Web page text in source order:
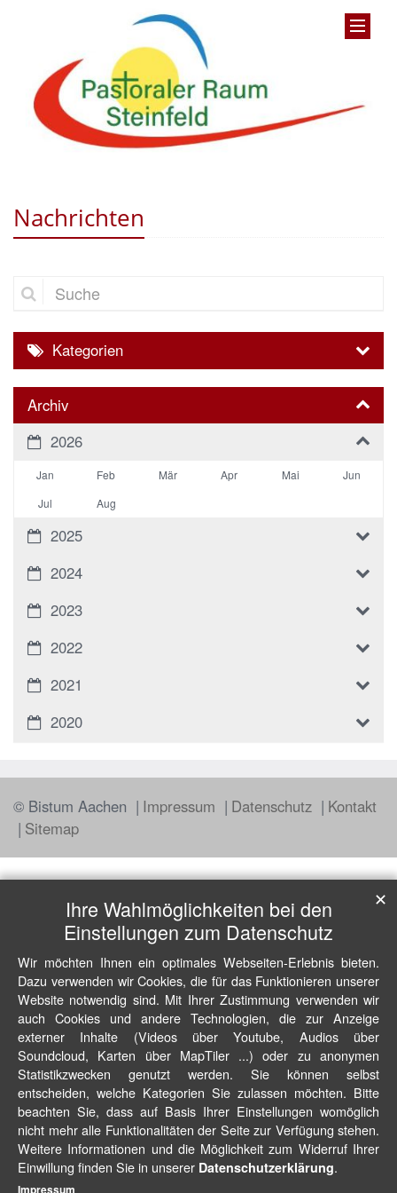
Nachrichten
Suche
Kategorien
Archiv
2026
Jan Feb Mär Apr Mai
Jun
Jul
Aug
2025
2024
2023
2022
2021
2020
© Bistum Aachen Impressum Datenschutz
Kontakt
Sitemap
Ihre Wahlmöglichkeiten bei den
Einstellungen zum Datenschutz
Wir möchten Ihnen ein optimales Webseiten-Erlebnis bieten.
Dazu verwenden wir Cookies, die für das Funktionieren unserer
Website notwendig sind. Mit Ihrer Zustimmung verwenden wir
auch Cookies und andere Technologien, die zur Anzeige
externer Inhalte (Videos über Youtube, Audios über
Soundcloud, Karten über MapTiler ...) oder zu anonymen
Statistikzwecken genutzt werden. Sie können selbst
entscheiden, welche Kategorien Sie zulassen möchten. Bitte
beachten Sie, dass auf Basis Ihrer Einstellungen womöglich
nicht mehr alle Funktionalitäten der Seite zur Verfügung stehen.
Weitere Informationen und die Möglichkeit zum Widerruf Ihrer
Einwillung finden Sie in unserer Datenschutzerklärung.
✕
Impressum